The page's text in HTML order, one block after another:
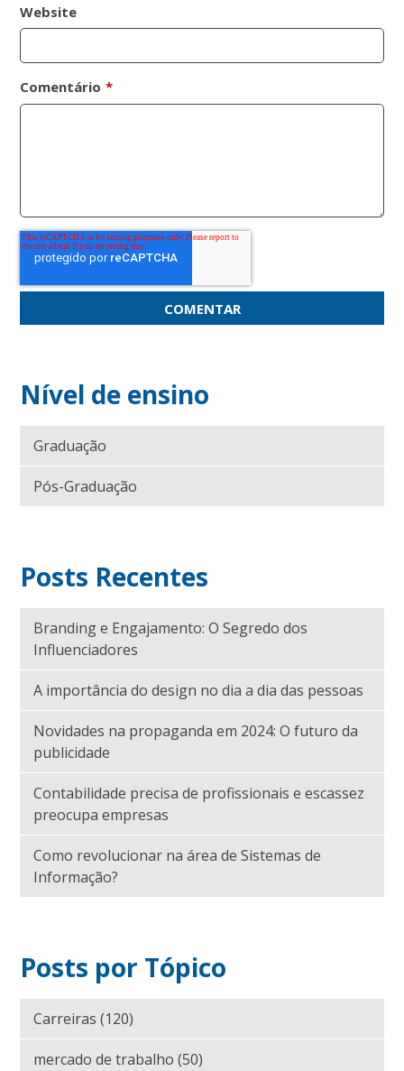
Website
Comentário *
Nível de ensino
Graduação
Pós-Graduação
Posts Recentes
Branding e Engajamento: O Segredo dos
Influenciadores
A importância do design no dia a dia das pessoas
Novidades na propaganda em 2024: O futuro da
publicidade
Contabilidade precisa de profissionais e escassez
preocupa empresas
Como revolucionar na área de Sistemas de
Informação?
Posts por Tópico
Carreiras(120)
mercado de trabalho(50)